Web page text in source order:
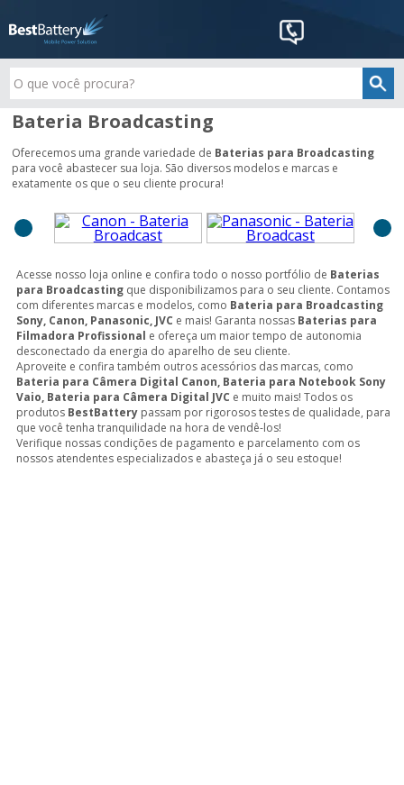
Bateria Broadcasting
Oferecemos uma grande variedade de Baterias para Broadcasting
para você abastecer sua loja. São diversos modelos e marcas e
exatamente os que o seu cliente procura!
Acesse nosso loja online e confira todo o nosso portfólio de Baterias
para Broadcasting que disponibilizamos para o seu cliente. Contamos
com diferentes marcas e modelos, como Bateria para Broadcasting
Sony, Canon, Panasonic, JVC e mais! Garanta nossas Baterias para
Filmadora Profissional e ofereça um maior tempo de autonomia
desconectado da energia do aparelho de seu cliente.
Aproveite e confira também outros acessórios das marcas, como
Bateria para Câmera Digital Canon, Bateria para Notebook Sony
Vaio, Bateria para Câmera Digital JVC e muito mais! Todos os
produtos BestBattery passam por rigorosos testes de qualidade, para
que você tenha tranquilidade na hora de vendê-los!
Verifique nossas condições de pagamento e parcelamento com os
nossos atendentes especializados e abasteça já o seu estoque!